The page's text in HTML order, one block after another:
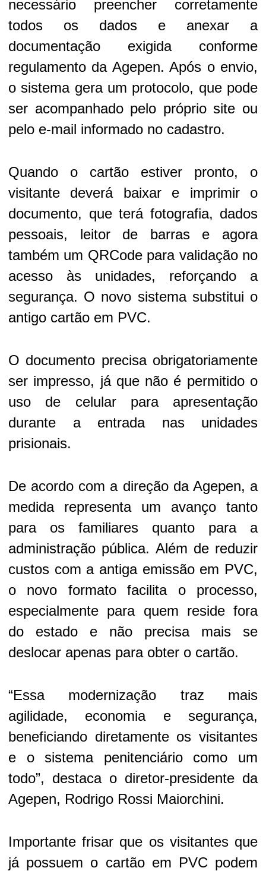
necessário preencher corretamente
todos os dados e anexar a
documentação exigida conforme
regulamento da Agepen. Após o envio,
o sistema gera um protocolo, que pode
ser acompanhado pelo próprio site ou
pelo e-mail informado no cadastro.
Quando o cartão estiver pronto, o
visitante deverá baixar e imprimir o
documento, que terá fotografia, dados
pessoais, leitor de barras e agora
também um QRCode para validação no
acesso às unidades, reforçando a
segurança. O novo sistema substitui o
antigo cartão em PVC.
O documento precisa obrigatoriamente
ser impresso, já que não é permitido o
uso de celular para apresentação
durante a entrada nas unidades
prisionais.
De acordo com a direção da Agepen, a
medida representa um avanço tanto
para os familiares quanto para a
administração pública. Além de reduzir
custos com a antiga emissão em PVC,
o novo formato facilita o processo,
especialmente para quem reside fora
do estado e não precisa mais se
deslocar apenas para obter o cartão.
“Essa modernização traz mais
agilidade, economia e segurança,
beneficiando diretamente os visitantes
e o sistema penitenciário como um
todo”, destaca o diretor-presidente da
Agepen, Rodrigo Rossi Maiorchini.
Importante frisar que os visitantes que
já possuem o cartão em PVC podem